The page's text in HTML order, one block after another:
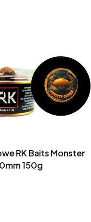
RK Baits Monster
150g